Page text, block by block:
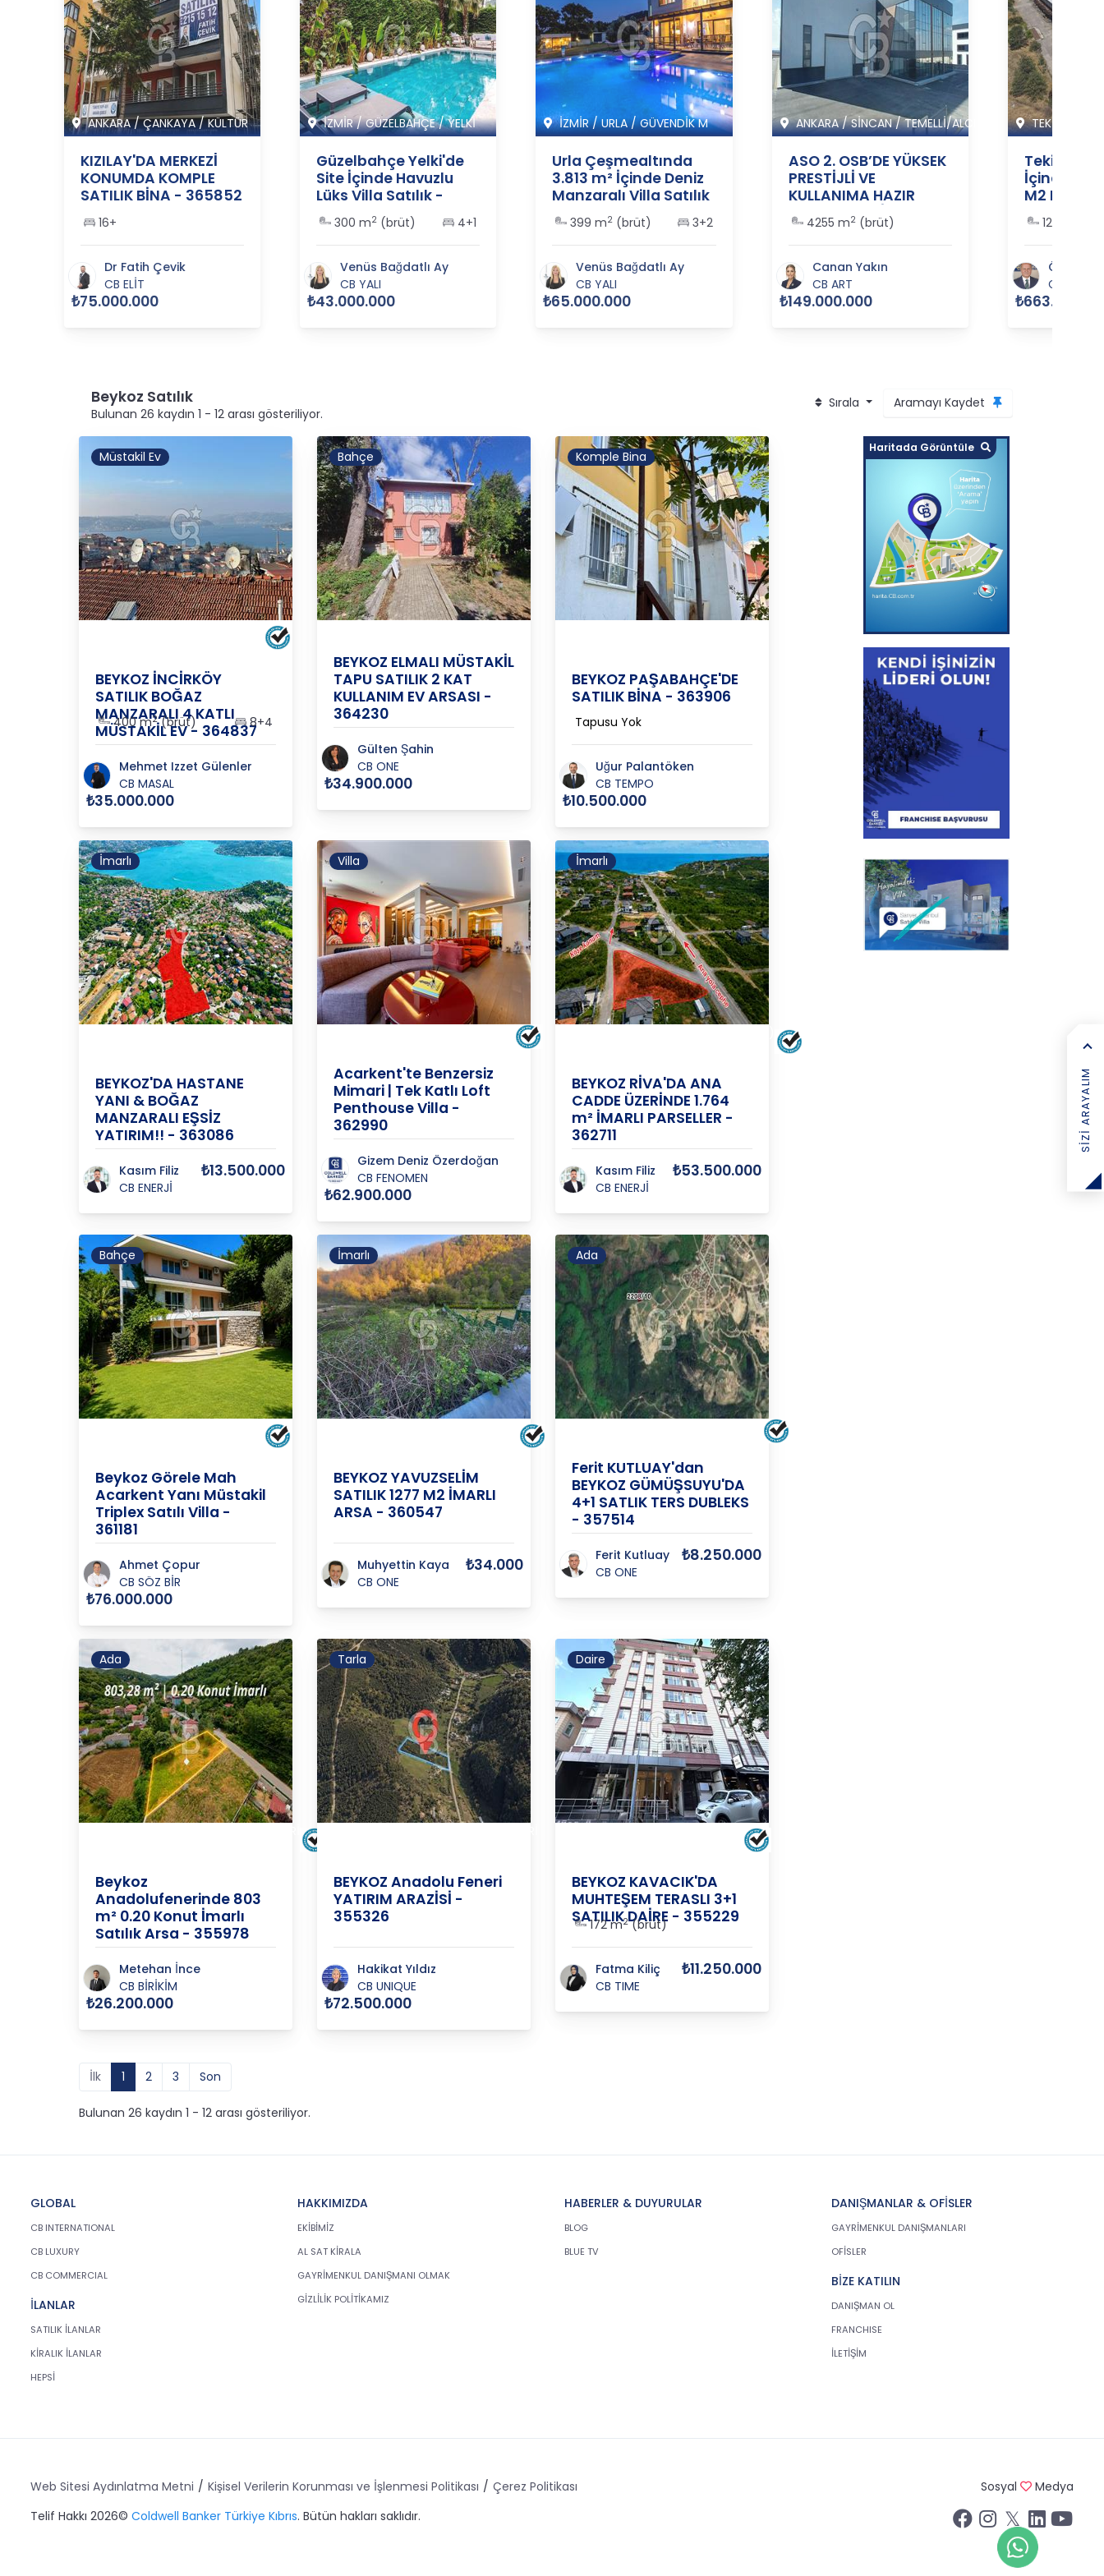
ANKARA/ÇANKAYA/KÜLTÜR
KIZILAY'DA MERKEZİ
KONUMDA KOMPLE
SATILIK BİNA - 365852
16+
Dr Fatih Çevik
CB ELİT
₺75.000.000
İZMİR/GÜZELBAHÇE/YELKİ
Güzelbahçe Yelki'de
Site İçinde Havuzlu
Lüks Villa Satılık -
365562
300 m2(brüt) 4+1
Venüs Bağdatlı Ay
CB YALI
₺43.000.000
İZMİR/URLA/GÜVENDİK M
Urla Çeşmealtında
3.813 m² İçinde Deniz
Manzaralı Villa Satılık
- 365555
399 m2 (brüt) 3+2
Venüs Bağdatlı Ay
CB YALI
₺65.000.000
ANKARA/SİNCAN/TEMELLİ/ALCI M
ASO 2. OSB’DE YÜKSEK
PRESTİJLİ VE
KULLANIMA HAZIR
SATILIK FABRİKA
BİNASI - 365517
4255 m2(brüt)
Canan Yakın
CB ART
₺149.000.000
TEKİRDAĞ
Tekirdağ
İçinde
M2
364485
12000 m
Ömer
CB SİAM
Beykoz Satılık
Bulunan 26 kaydın 1 - 12 arası gösteriliyor.
Sırala Aramayı Kaydet
Müstakil Ev
BEYKOZ İNCİRKÖY
SATILIK BOĞAZ
MANZARALI 4 KATLI
MÜSTAKİL EV - 364837
400 m2(brüt) 8+4
Mehmet Izzet Gülenler
CB MASAL
₺35.000.000
Bahçe
BEYKOZ ELMALI MÜSTAKİL
TAPU SATILIK 2 KAT
KULLANIM EV ARSASI -
364230
Gülten Şahin
CB ONE
₺34.900.000
Komple Bina
BEYKOZ PAŞABAHÇE'DE
SATILIK BİNA - 363906
Tapusu Yok
Uğur Palantöken
CB TEMPO
₺10.500.000
İmarlı
BEYKOZ'DA HASTANE
YANI & BOĞAZ
MANZARALI EŞSİZ
YATIRIM!! - 363086
Kasım Filiz
CB ENERJİ
₺13.500.000
Villa
Acarkent'te Benzersiz
Mimari | Tek Katlı Loft
Penthouse Villa -
362990
Gizem Deniz Özerdoğan
CB FENOMEN
₺62.900.000
İmarlı
BEYKOZ RİVA'DA ANA
CADDE ÜZERİNDE 1.764
m² İMARLI PARSELLER -
362711
Kasım Filiz
CB ENERJİ
₺53.500.000
Bahçe
Beykoz Görele Mah
Acarkent Yanı Müstakil
Triplex Satılı Villa -
361181
Ahmet Çopur
CB SÖZ BİR
₺76.000.000
İmarlı
BEYKOZ YAVUZSELİM
SATILIK 1277 M2 İMARLI
ARSA - 360547
Muhyettin Kaya
CB ONE
₺34.000
Ada
Ferit KUTLUAY'dan
BEYKOZ GÜMÜŞSUYU'DA
4+1 SATLIK TERS DUBLEKS
- 357514
Ferit Kutluay
CB ONE
₺8.250.000
Ada
Beykoz
Anadolufenerinde 803
m² 0.20 Konut İmarlı
Satılık Arsa - 355978
Metehan İnce
CB BİRİKİM
₺26.200.000
Tarla
BEYKOZ Anadolu Feneri
YATIRIM ARAZİSİ -
355326
Hakikat Yıldız
CB UNIQUE
₺72.500.000
Daire
BEYKOZ KAVACIK'DA
MUHTEŞEM TERASLI 3+1
SATILIK DAİRE - 355229
172 m2(brüt)
Fatma Kiliç
CB TIME
₺11.250.000
İlk 1 2 3 Son
Bulunan 26 kaydın 1 - 12 arası gösteriliyor.
Haritada Görüntüle
SIZI ARAYALIM
GLOBAL
CB INTERNATIONAL
CB LUXURY
CB COMMERCIAL
İLANLAR
SATILIK İLANLAR
KİRALIK İLANLAR
HEPSİ
HAKKIMIZDA
EKİBİMİZ
AL SAT KİRALA
GAYRİMENKUL DANIŞMANI OLMAK
GİZLİLİK POLİTİKAMIZ
HABERLER & DUYURULAR
BLOG
BLUE TV
DANIŞMANLAR & OFİSLER
GAYRİMENKUL DANIŞMANLARI
OFİSLER
BİZE KATILIN
DANIŞMAN OL
FRANCHISE
İLETİŞİM
Web Sitesi Aydınlatma Metni Kişisel Verilerin Korunması ve İşlenmesi Politikası
Çerez Politikası
Telif Hakkı 2026© Coldwell Banker Türkiye Kıbrıs. Bütün hakları saklıdır.
Sosyal Medya